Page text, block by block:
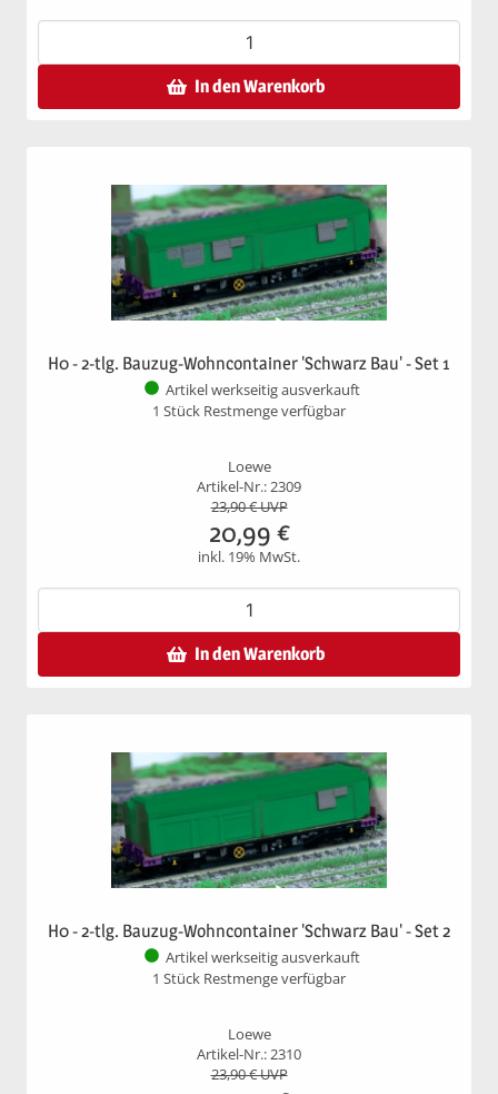
In den Warenkorb
H0 - 2-tlg. Bauzug-Wohncontainer 'Schwarz Bau' - Set 1
Artikel werkseitig ausverkauft
1 Stück Restmenge verfügbar
Loewe
Artikel-Nr.: 2309
23,90€ UVP
20,99 €
inkl. 19% MwSt.
In den Warenkorb
H0 - 2-tlg. Bauzug-Wohncontainer 'Schwarz Bau' - Set 2
Artikel werkseitig ausverkauft
1 Stück Restmenge verfügbar
Loewe
Artikel-Nr.: 2310
23,90€ UVP